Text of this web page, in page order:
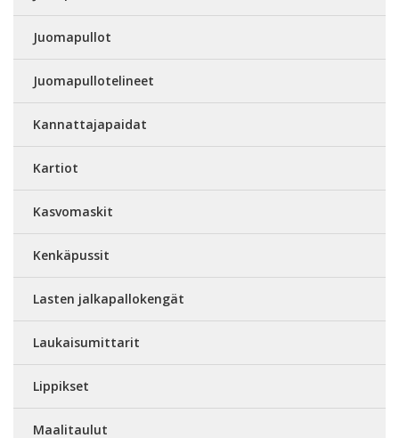
Juomapullot
Juomapullotelineet
Kannattajapaidat
Kartiot
Kasvomaskit
Kenkäpussit
Lasten jalkapallokengät
Laukaisumittarit
Lippikset
Maalitaulut